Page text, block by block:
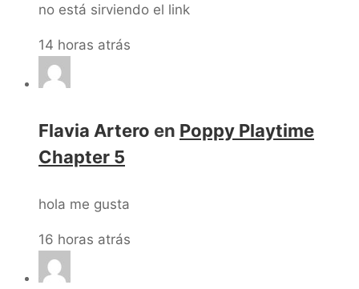
no está sirviendo el link
14 horas atrás
Flavia Artero en Poppy Playtime
Chapter 5
hola me gusta
16 horas atrás